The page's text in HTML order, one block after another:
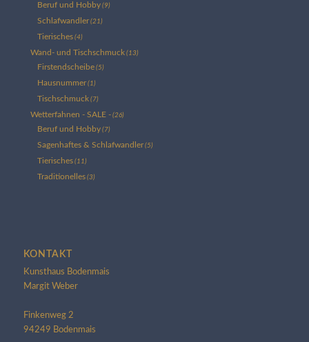
Beruf und Hobby (9)
Schlafwandler (21)
Tierisches (4)
Wand- und Tischschmuck (13)
Firstendscheibe (5)
Hausnummer (1)
Tischschmuck (7)
Wetterfahnen - SALE - (26)
Beruf und Hobby (7)
Sagenhaftes & Schlafwandler (5)
Tierisches (11)
Traditionelles (3)
KONTAKT
Kunsthaus Bodenmais
Margit Weber
Finkenweg 2
94249 Bodenmais